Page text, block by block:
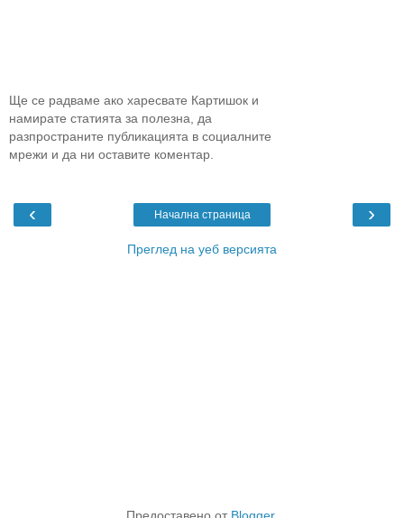
Ще се радваме ако харесвате Картишок и
намирате статията за полезна, да
разпространите публикацията в социалните
мрежи и да ни оставите коментар.
‹ ›
Начална страница
Преглед на уеб версията